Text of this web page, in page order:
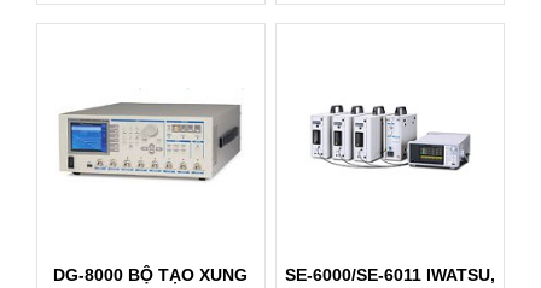
DG-8000 BỘ TẠO XUNG
SE-6000/SE-6011 IWATSU,